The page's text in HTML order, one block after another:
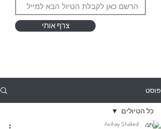
צרף אותי
פוסט
כל הטיולים
Avihay Shaked